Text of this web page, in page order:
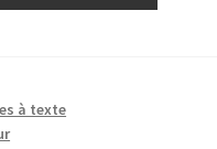
à texte